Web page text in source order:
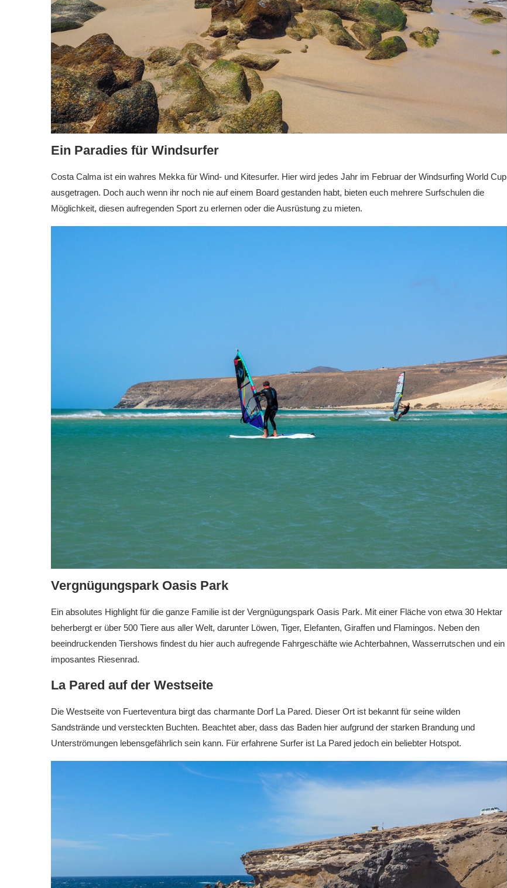
Ein Paradies für Windsurfer
Costa Calma ist ein wahres Mekka für Wind- und Kitesurfer. Hier wird jedes Jahr im Februar der Windsurfing World Cup
ausgetragen. Doch auch wenn ihr noch nie auf einem Board gestanden habt, bieten euch mehrere Surfschulen die
Möglichkeit, diesen aufregenden Sport zu erlernen oder die Ausrüstung zu mieten.
Vergnügungspark Oasis Park
Ein absolutes Highlight für die ganze Familie ist der Vergnügungspark Oasis Park. Mit einer Fläche von etwa 30 Hektar
beherbergt er über 500 Tiere aus aller Welt, darunter Löwen, Tiger, Elefanten, Giraffen und Flamingos. Neben den
beeindruckenden Tiershows findest du hier auch aufregende Fahrgeschäfte wie Achterbahnen, Wasserrutschen und ein
imposantes Riesenrad.
La Pared auf der Westseite
Die Westseite von Fuerteventura birgt das charmante Dorf La Pared. Dieser Ort ist bekannt für seine wilden
Sandstrände und versteckten Buchten. Beachtet aber, dass das Baden hier aufgrund der starken Brandung und
Unterströmungen lebensgefährlich sein kann. Für erfahrene Surfer ist La Pared jedoch ein beliebter Hotspot.